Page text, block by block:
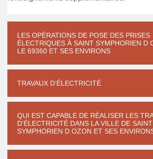
LES OPÉRATIONS DE POSE DES PRISES
ÉLECTRIQUES À SAINT SYMPHORIEN D
LE 69360 ET SES ENVIRONS
TRAVAUX D’ÉLECTRICITÉ
QUI EST CAPABLE DE RÉALISER LES
D'ÉLECTRICITÉ DANS LA VILLE DE SAINT
SYMPHORIEN D OZON ET SES